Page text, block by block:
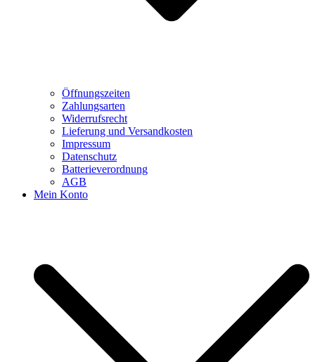
Öffnungszeiten
Zahlungsarten
Widerrufsrecht
Lieferung und Versandkosten
Impressum
Datenschutz
Batterieverordnung
AGB
Mein Konto